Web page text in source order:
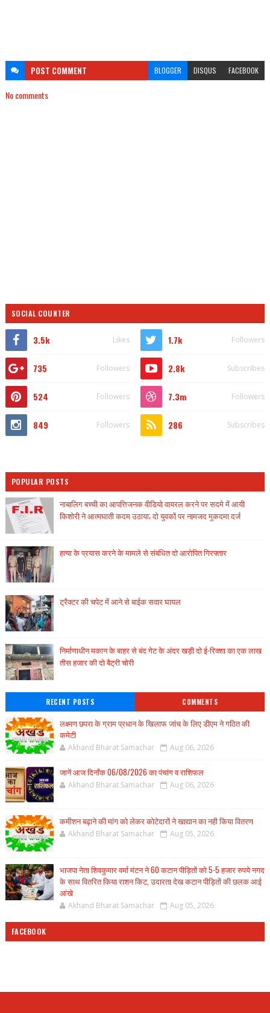
POST COMMENT BLOGGER DISQUS FACEBOOK
No comments
SOCIAL COUNTER
3.5k Likes 1.7k Followers
735 Followers 2.8k Subscribes
524 Followers 7.3m Followers
849 Followers 286 Subscribes
POPULAR POSTS
नाबालिग बच्ची का आपत्तिजनक वीडियो वायरल करने पर सदमे में आयी
किशोरी ने आत्मघाती कदम उठाया; दो युवकों पर नामजद मुकदमा दर्ज
हत्या के प्रयास करने के मामले से संबंधित दो आरोपित गिरफ्तार
ट्रैक्टर की चपेट में आने से बाईक सवार घायल
निर्माणाधीन मकान के बाहर से बंद गेट के अंदर खड़ी दो ई-रिक्शा का एक लाख
तीस हजार की दो बैट्री चोरी
RECENT POSTS COMMENTS
लक्ष्मण छपरा के ग्राम प्रधान के खिलाफ जांच के लिए डीएम ने गठित की
कमेटी
Akhand Bharat Samachar Aug 06, 2026
जानें आज दिनाँक 06/08/2026 का पंचांग व राशिफल
Akhand Bharat Samachar Aug 06, 2026
कमीशन बढ़ाने की मांग को लेकर कोटेदारों ने खाद्यान का नही किया वितरण
Akhand Bharat Samachar Aug 05, 2026
भाजपा नेता शिवकुमार वर्मा मंटन ने 60 कटान पीड़ितों को 5-5 हजार रुपये नगद
के साथ वितरित किया राशन किट, उदारता देख कटान पीड़ितों की छलक आई
आंखे
Akhand Bharat Samachar Aug 05, 2026
FACEBOOK